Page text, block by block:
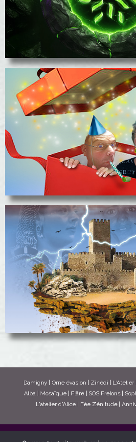
La Fée Zénitude
Cartes/Affiches
voir les projets
Affiches
voir les projets
Damigny Orne évasion Zinédi L'Atelier
Alba
Mosaïque Fläre SOS Frelons
L'atelier d'Alice
Fée Zénitude